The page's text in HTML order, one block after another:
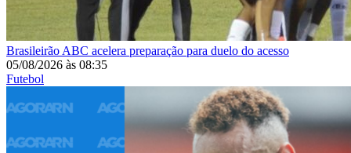
Brasileirão ABC acelera preparação para duelo do acesso
05/08/2026 às 08:35
Futebol